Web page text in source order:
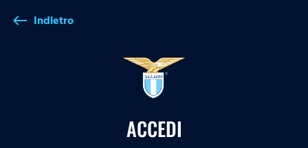
west Indietro
ACCEDI